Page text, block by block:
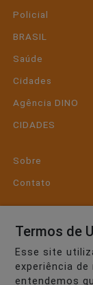
Policial
BRASIL
Saúde
Cidades
Agência DINO
CIDADES
Sobre
Contato
Pesquisar
Termos de
Esse site
experiência
entendemos